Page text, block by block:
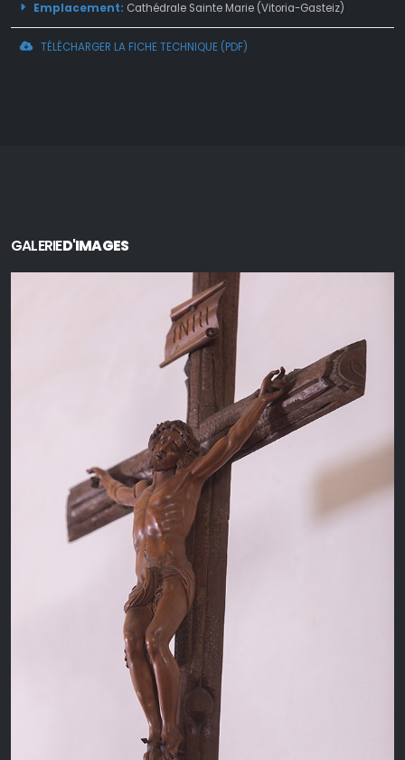
Emplacement: Cathédrale Sainte Marie (Vitoria-Gasteiz)
TÉLÉCHARGER LA FICHE TECHNIQUE (PDF)
GALERIED'IMAGES